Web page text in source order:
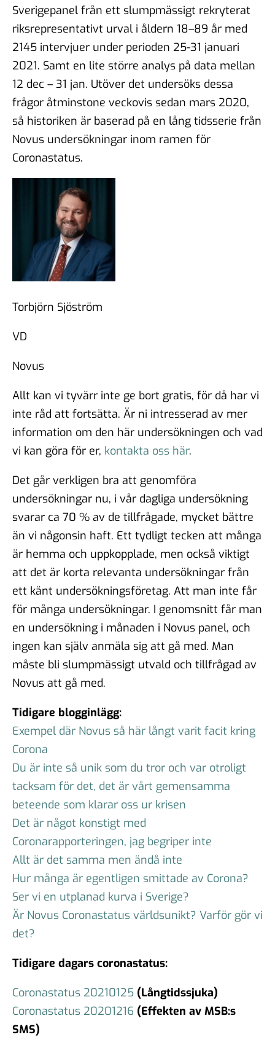
Sverigepanel från ett slumpmässigt rekryterat
riksrepresentativt urval i åldern 18–89 år med
2145 intervjuer under perioden 25-31 januari
2021. Samt en lite större analys på data mellan
12 dec – 31 jan. Utöver det undersöks dessa
frågor åtminstone veckovis sedan mars 2020,
så historiken är baserad på en lång tidsserie från
Novus undersökningar inom ramen för
Coronastatus.
Torbjörn Sjöström
VD
Novus
Allt kan vi tyvärr inte ge bort gratis, för då har vi
inte råd att fortsätta. Är ni intresserad av mer
information om den här undersökningen och vad
vi kan göra för er, kontakta oss här.
Det går verkligen bra att genomföra
undersökningar nu, i vår dagliga undersökning
svarar ca 70 % av de tillfrågade, mycket bättre
än vi någonsin haft. Ett tydligt tecken att många
är hemma och uppkopplade, men också viktigt
att det är korta relevanta undersökningar från
ett känt undersökningsföretag. Att man inte får
för många undersökningar. I genomsnitt får man
en undersökning i månaden i Novus panel, och
ingen kan själv anmäla sig att gå med. Man
måste bli slumpmässigt utvald och tillfrågad av
Novus att gå med.
Tidigare blogginlägg:
Exempel där Novus så här långt varit facit kring
Corona
Du är inte så unik som du tror och var otroligt
tacksam för det, det är vårt gemensamma
beteende som klarar oss ur krisen
Det är något konstigt med
Coronarapporteringen, jag begriper inte
Allt är det samma men ändå inte
Hur många är egentligen smittade av Corona?
Ser vi en utplanad kurva i Sverige?
Är Novus Coronastatus världsunikt? Varför gör vi
det?
Tidigare dagars coronastatus:
Coronastatus 20210125 (Långtidssjuka)
Coronastatus 20201216 (Effekten av MSB:s
SMS)